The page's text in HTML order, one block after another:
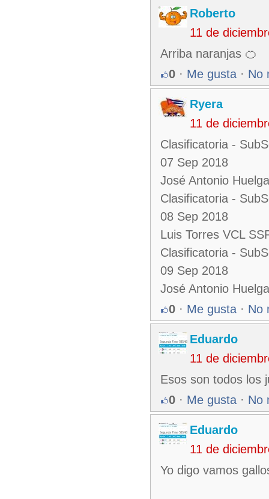
Roberto
11 de
Arriba naranjas 🍊
0 · Me gusta · No
Ryera
11 de
Clasificatoria -
07 Sep 2018
José Antonio
Clasificatoria -
08 Sep 2018
Luis Torres VCL
Clasificatoria -
09 Sep 2018
José Antonio
0 · Me gusta · No
Eduardo
11 de
Esos son todos los
0 · Me gusta · No
Eduardo
11 de
Yo digo vamos